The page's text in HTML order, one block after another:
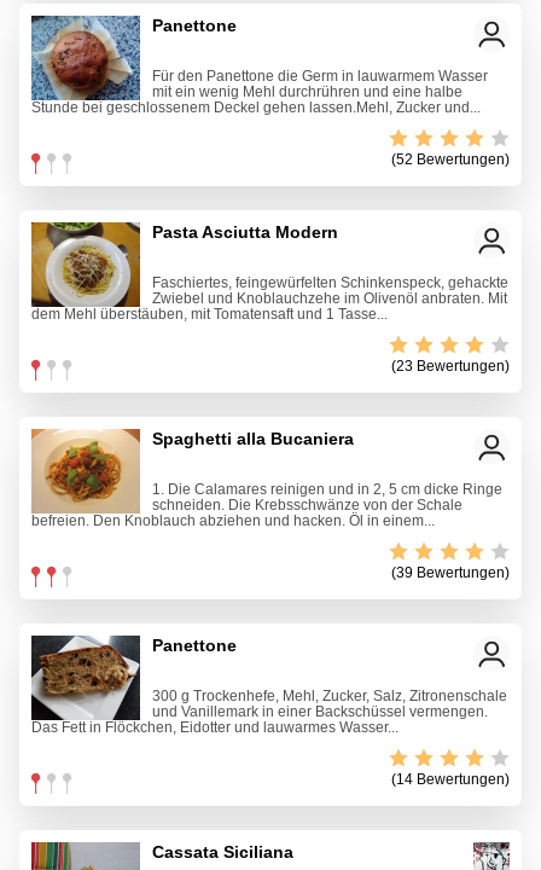
Panettone
Für den Panettone die Germ in lauwarmem Wasser
mit ein wenig Mehl durchrühren und eine halbe
Stunde bei geschlossenem Deckel gehen lassen.Mehl, Zucker und...
(52 Bewertungen)
Pasta Asciutta Modern
Faschiertes, feingewürfelten Schinkenspeck, gehackte
Zwiebel und Knoblauchzehe im Olivenöl anbraten. Mit
dem Mehl überstäuben, mit Tomatensaft und 1 Tasse...
(23 Bewertungen)
Spaghetti alla Bucaniera
1. Die Calamares reinigen und in 2, 5 cm dicke Ringe
schneiden. Die Krebsschwänze von der Schale
befreien. Den Knoblauch abziehen und hacken. Öl in einem...
(39 Bewertungen)
Panettone
300 g Trockenhefe, Mehl, Zucker, Salz, Zitronenschale
und Vanillemark in einer Backschüssel vermengen.
Das Fett in Flöckchen, Eidotter und lauwarmes Wasser...
(14 Bewertungen)
Cassata Siciliana